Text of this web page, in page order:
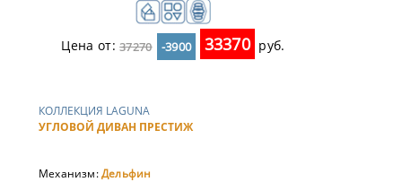
Цена от:37270 -3900 33370 руб.
КОЛЛЕКЦИЯ LAGUNA
УГЛОВОЙ ДИВАН ПРЕСТИЖ
Механизм:Дельфин